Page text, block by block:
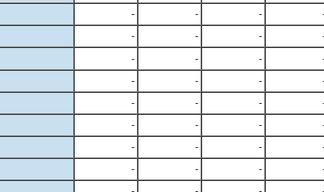
- - -
- - -
- - -
- - -
- - -
- - -
- - -
- - -